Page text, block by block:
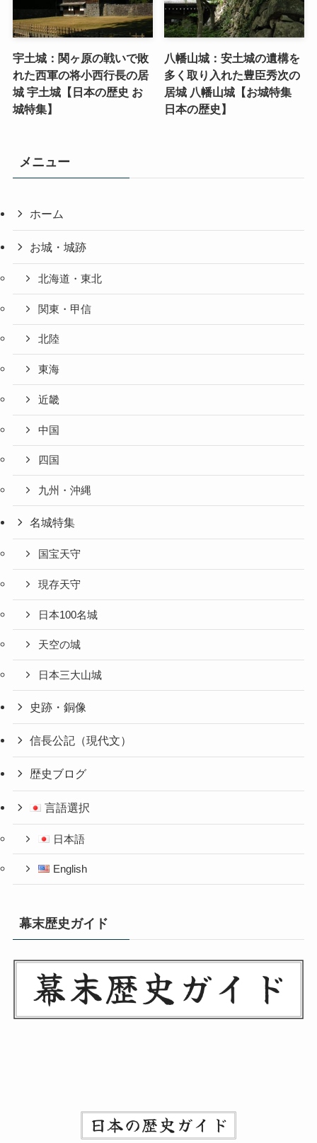
宇土城：関ヶ原の戦いで敗
れた西軍の将小西行長の居
城 宇土城【日本の歴史 お
城特集】
八幡山城：安土城の遺構を
多く取り入れた豊臣秀次の
居城 八幡山城【お城特集
日本の歴史】
メニュー
ホーム
お城・城跡
北海道・東北
関東・甲信
北陸
東海
近畿
中国
四国
九州・沖縄
名城特集
国宝天守
現存天守
日本100名城
天空の城
日本三大山城
史跡・銅像
信長公記（現代文）
歴史ブログ
言語選択
日本語
English
幕末歴史ガイド